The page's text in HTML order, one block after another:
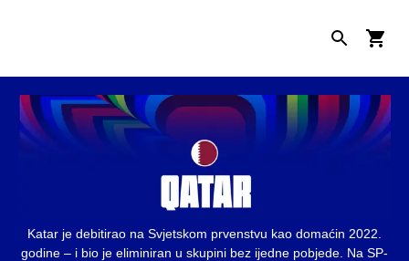
Katar je debitirao na Svjetskom prvenstvu kao domaćin 2022.
godine – i bio je eliminiran u skupini bez ijedne pobjede. Na SP-